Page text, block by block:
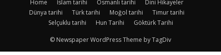
Home İslam tarihi Osmanlı tarihi
Dini Hikayeler
Dünya tarihi
Türk tarihi Moğol tarihi
Timur tarihi
Selçuklu tarihi
Hun Tarihi Göktürk Tarihi
© Newspaper WordPress Theme by TagDiv